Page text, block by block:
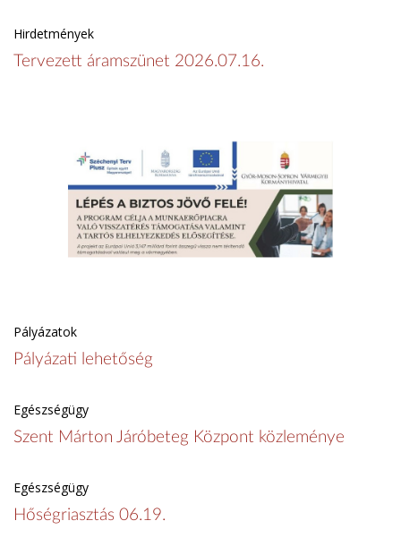
Hirdetmények
Tervezett áramszünet 2026.07.16.
Pályázatok
Pályázati lehetőség
Egészségügy
Szent Márton Járóbeteg Központ közleménye
Egészségügy
Hőségriasztás 06.19.